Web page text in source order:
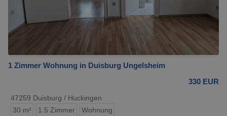
1 Zimmer Wohnung in Duisburg Ungelsheim
330 EUR
47259 Duisburg / Huckingen
30 m²
1.5 Zimmer Wohnung